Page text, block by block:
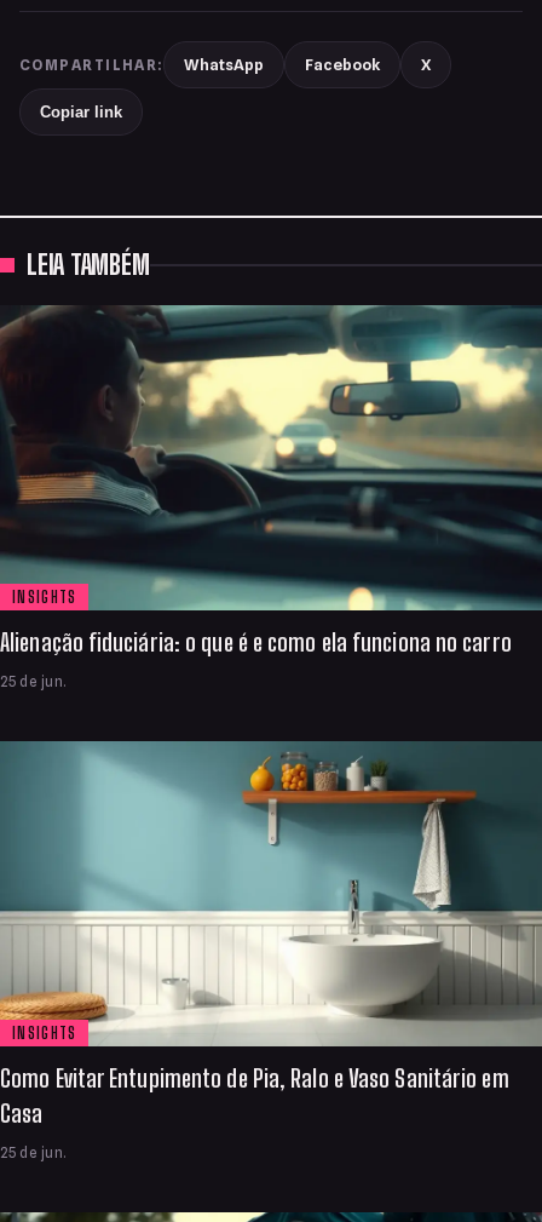
COMPARTILHAR: WhatsApp Facebook X
Copiar link
LEIA TAMBÉM
INSIGHTS
Alienação fiduciária: o que é e como ela funciona no carro
25 de jun.
INSIGHTS
Como Evitar Entupimento de Pia, Ralo e Vaso Sanitário em
Casa
25 de jun.